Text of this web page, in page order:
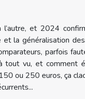
et 2024
la généralisation
parfois
tout vu, et comment
ou 250 euros, ça